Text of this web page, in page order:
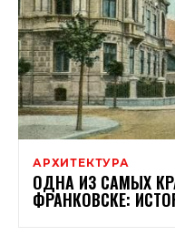
АРХИТЕКТУРА
ОДНА ИЗ САМЫХ
ФРАНКОВСКЕ: